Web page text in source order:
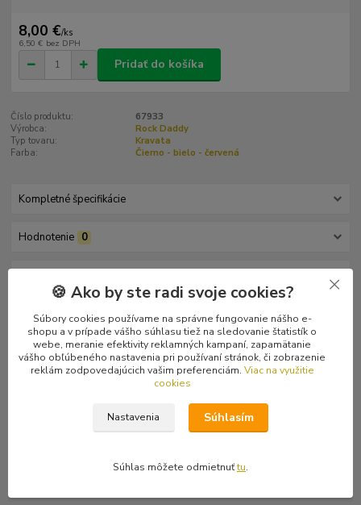
8,00 €/ks
6,50 € bez DPH
Pridať do košíka
Číslo produktu:
67933
Výrobca:
Rock Daddy
Typ tovaru:
Kravata
Farba:
Čierno - bielo - červená
Kompletné špecifikácie
Hodnotenie 0
Kompletné špecifikácie
Čierno-bielo-červená kravata. Dĺžka cca. 141 cm, šírka kravaty od
3,5 cm až po 8 cm.
🍪 Ako by ste radi svoje cookies?
Súbory cookies používame na správne fungovanie nášho e-
shopu a v prípade vášho súhlasu tiež na sledovanie štatistík o
webe, meranie efektivity reklamných kampaní, zapamätanie
vášho obľúbeného nastavenia pri používaní stránok, či zobrazenie
reklám zodpovedajúcich vašim preferenciám. Viac na využitie
cookies
Nastavenia Súhlasím
Súhlas môžete odmietnuťtu.